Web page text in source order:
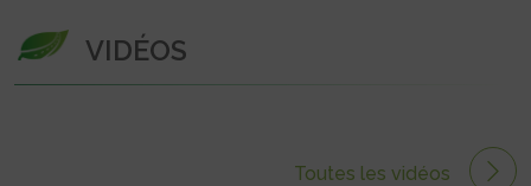
VIDÉOS
Toutes les vidéos